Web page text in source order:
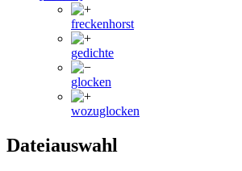
freckenhorst
gedichte
glocken
wozuglocken
Dateiauswahl